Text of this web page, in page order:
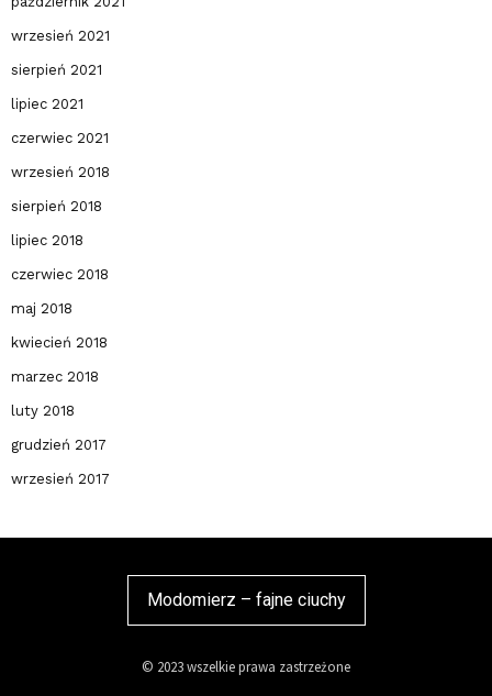
wrzesień 2021
sierpień 2021
lipiec 2021
czerwiec 2021
wrzesień 2018
sierpień 2018
lipiec 2018
czerwiec 2018
maj 2018
kwiecień 2018
marzec 2018
luty 2018
grudzień 2017
wrzesień 2017
Modomierz – fajne ciuchy
© 2023 wszelkie prawa zastrzeżone